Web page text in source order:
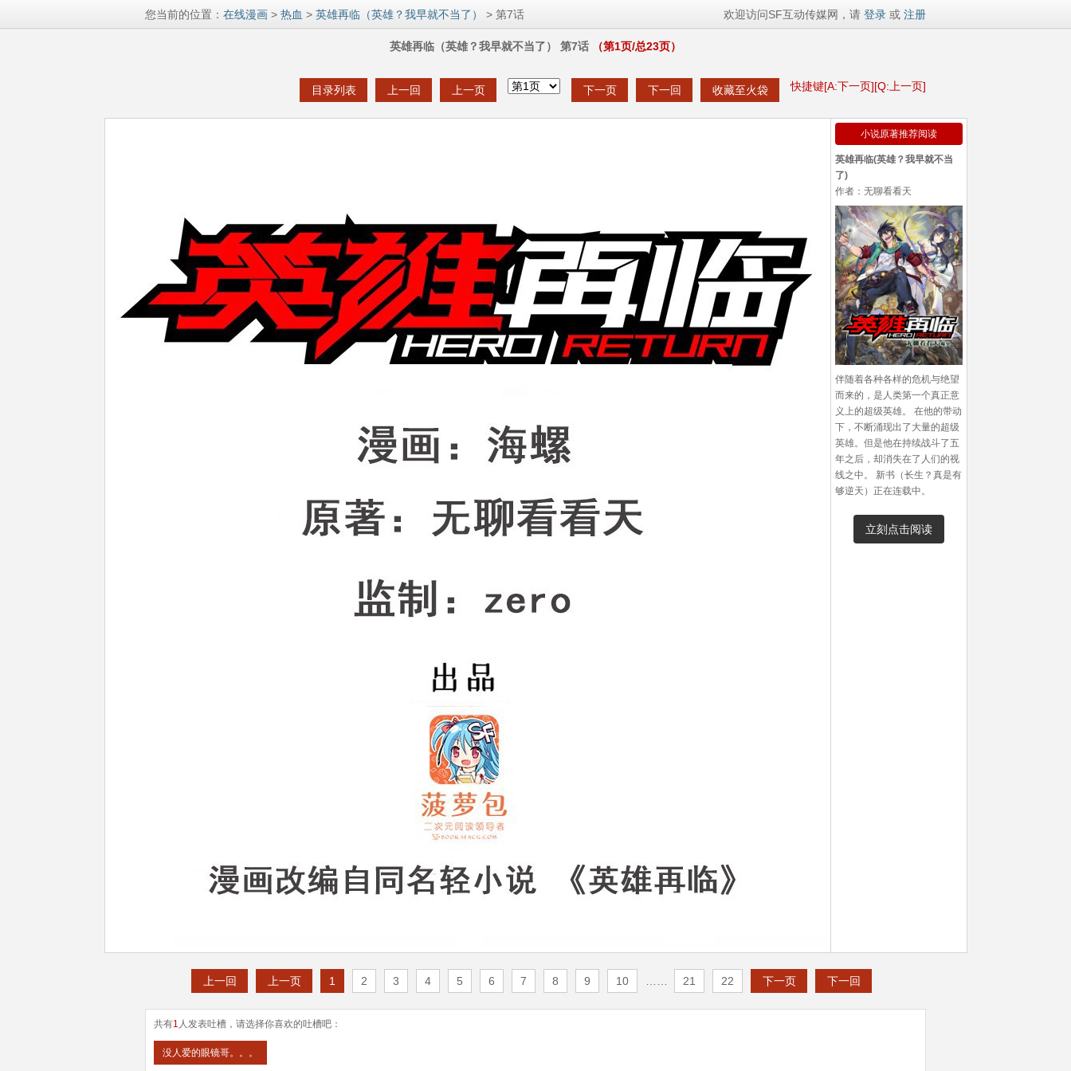
您当前的位置： 在线漫画 > 热血 > 英雄再临（英雄？我早就不当了） > 第7话 欢迎访问SF互动传媒网，请 登录 或 注册
英雄再临（英雄？我早就不当了） 第7话 （第1页/总23页）
目录列表 上一回 上一页 下一页 下一回 收藏至火袋 快捷键[A:下一页][Q:上一页]
小说原著推荐阅读
英雄再临(英雄？我早就不当
了)
作者：无聊看看天
伴随着各种各样的危机与绝望
而来的，是人类第一个真正意
义上的超级英雄。 在他的带动
下，不断涌现出了大量的超级
英雄。但是他在持续战斗了五
年之后，却消失在了人们的视
线之中。 新书（长生？真是有
够逆天）正在连载中。
立刻点击阅读
上一回 上一页 1 2 3 4 5 6 7 8 9 10 21 22 下一页 下一回
共有1 人发表吐槽，请选择你喜欢的吐槽吧：
没人爱的眼镜哥。。。